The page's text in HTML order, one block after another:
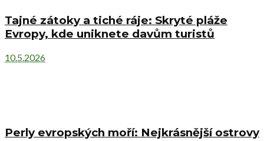
Tajné zátoky a tiché ráje: Skryté pláže
Evropy, kde uniknete davům turistů
10.5.2026
Perly evropských moří: Nejkrásnější ostrovy